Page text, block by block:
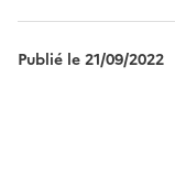
Publié le 21/09/2022